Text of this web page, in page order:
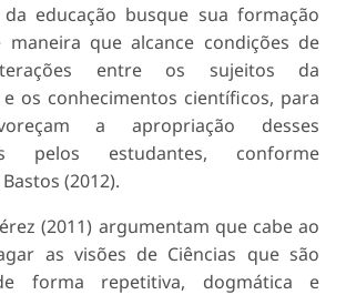
educação busque sua formação
maneira que alcance condições de
entre os sujeitos da
os conhecimentos científicos, para
a apropriação desses
pelos estudantes, conforme
(2012).
(2011) argumentam que cabe ao
as visões de Ciências que são
forma repetitiva, dogmática e